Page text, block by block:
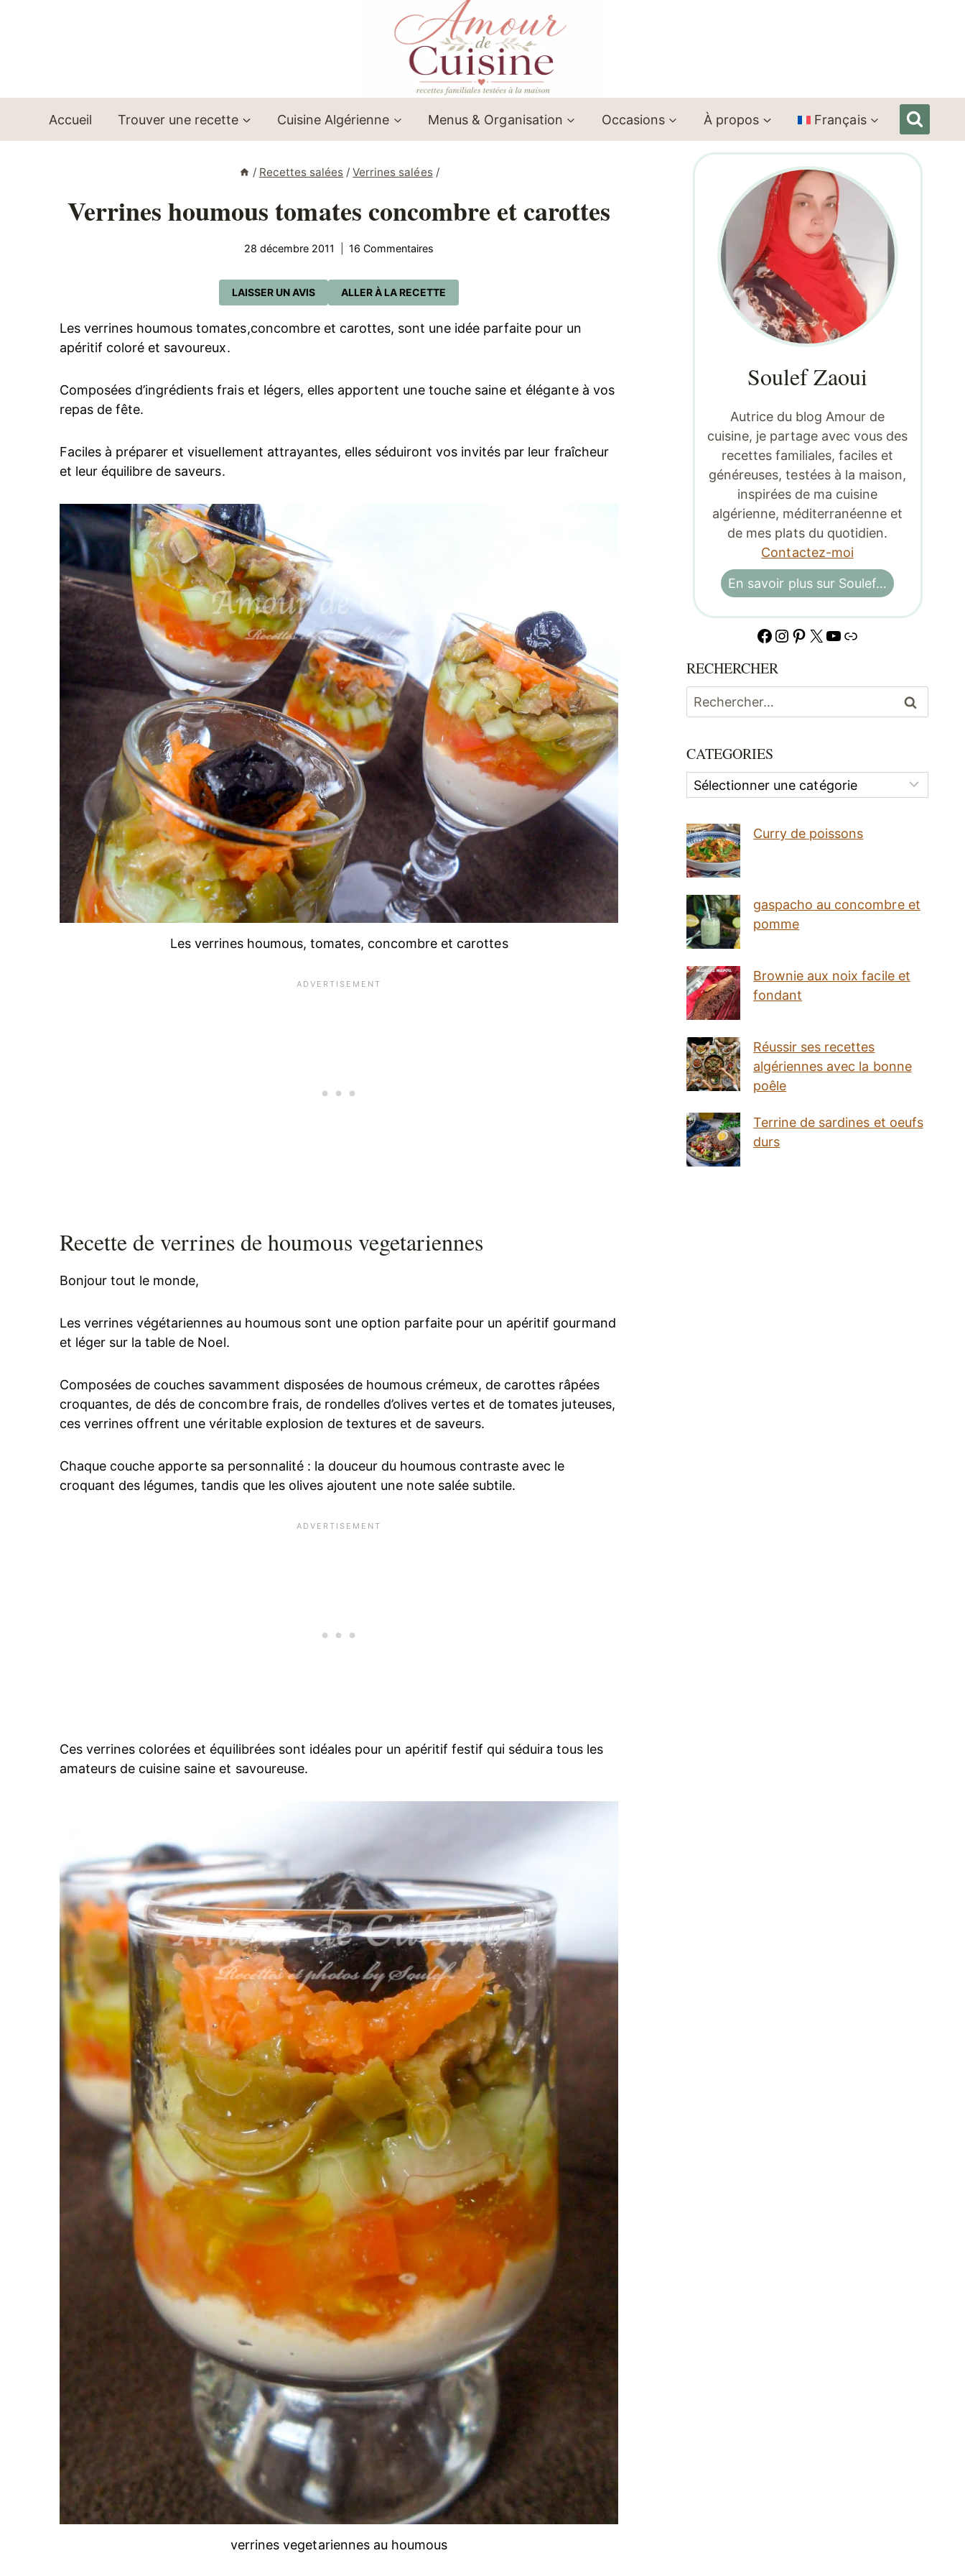
Accueil Trouver une recette Cuisine Algérienne Menus & Organisation Occasions À propos Français
/ Recettes salées / Verrines salées /
Verrines houmous tomates concombre et carottes
28 décembre 2011 16 Commentaires
ALLER À LA RECETTE
LAISSER UN AVIS
Les verrines houmous tomates,concombre et carottes, sont une idée parfaite pour un
apéritif coloré et savoureux.
Composées d’ingrédients frais et légers, elles apportent une touche saine et élégante à vos
repas de fête.
Faciles à préparer et visuellement attrayantes, elles séduiront vos invités par leur fraîcheur
et leur équilibre de saveurs.
Les verrines houmous, tomates, concombre et carottes
Recette de verrines de houmous vegetariennes
Bonjour tout le monde,
Les verrines végétariennes au houmous sont une option parfaite pour un apéritif gourmand
et léger sur la table de Noel.
Composées de couches savamment disposées de houmous crémeux, de carottes râpées
croquantes, de dés de concombre frais, de rondelles d’olives vertes et de tomates juteuses,
ces verrines offrent une véritable explosion de textures et de saveurs.
Chaque couche apporte sa personnalité : la douceur du houmous contraste avec le
croquant des légumes, tandis que les olives ajoutent une note salée subtile.
Ces verrines colorées et équilibrées sont idéales pour un apéritif festif qui séduira tous les
amateurs de cuisine saine et savoureuse.
verrines vegetariennes au houmous
Soulef Zaoui
Autrice du blog Amour de
cuisine, je partage avec vous des
recettes familiales, faciles et
généreuses, testées à la maison,
inspirées de ma cuisine
algérienne, méditerranéenne et
de mes plats du quotidien.
Contactez-moi
En savoir plus sur Soulef…
Facebook
Instagram
Pinterest
X YouTube
Lien
RECHERCHER
Rechercher :
CATEGORIES
Categories
Curry de poissons
gaspacho au concombre et
pomme
Brownie aux noix facile et
fondant
Réussir ses recettes
algériennes avec la bonne
poêle
Terrine de sardines et oeufs
durs